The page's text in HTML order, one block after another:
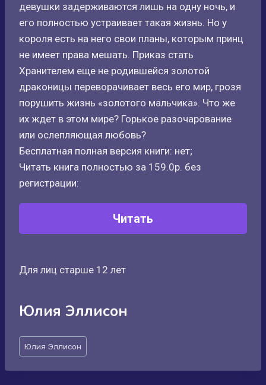
девушки задерживаются лишь на одну ночь, и
его полностью устраивает такая жизнь. Но у
короля есть на него свои планы, которым принц
не имеет права мешать. Приказ стать
Хранителем еще не родившейся золотой
драконицы переворачивает весь его мир, грозя
порушить жизнь «золотого мальчика». Что же
их ждет в этом мире? Горькое разочарование
или ослепляющая любовь?
Бесплатная полная версия книги: нет;
Читать книга полностью за 159.0р. без
регистрации:
Читать
Для лиц старше 12 лет
Юлия Эллисон
Метки
записи:
Юлия Эллисон